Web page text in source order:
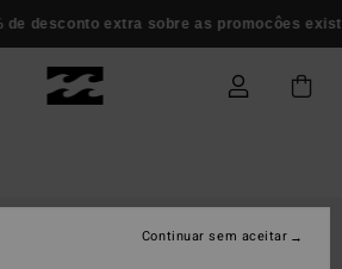
de desconto extra sobre as promocôes
Continuar sem aceitar